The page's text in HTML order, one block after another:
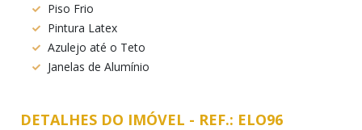
Piso Frio
Pintura Latex
Azulejo até o Teto
Janelas de Alumínio
DETALHES DO IMÓVEL - REF.: ELO96